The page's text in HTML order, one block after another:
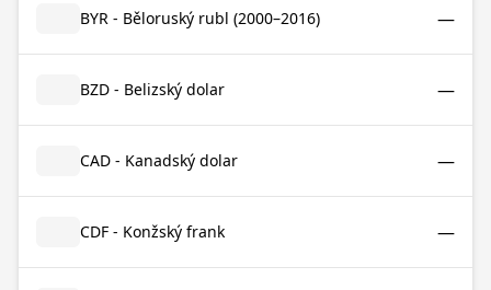
BYR - Běloruský rubl (2000–2016) —
BZD - Belizský dolar —
CAD - Kanadský dolar —
CDF - Konžský frank —